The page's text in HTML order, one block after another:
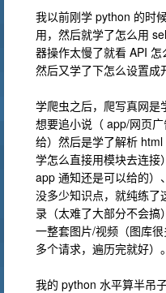
我以前刚学 python 的时
用，然后就学了怎么用
器操作太慢了就看 API 怎
然后又学了下怎么设置成
学爬虫之后，爬写真网是
想要追小说（ app/网页
给）然后是学了解析
学怎么直接用模块去连
app 通知还是可以给的）
没多少知识点，就纯练了
录（太难了大部分不会
一整套图片/视频（图库
多个请求，遍历完就好）。
我的 python 水平算半吊